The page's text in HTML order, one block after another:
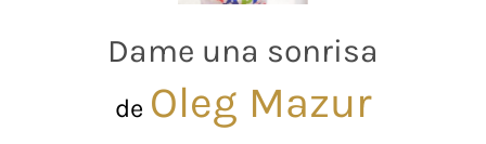
Dame una sonrisa
de Oleg Mazur